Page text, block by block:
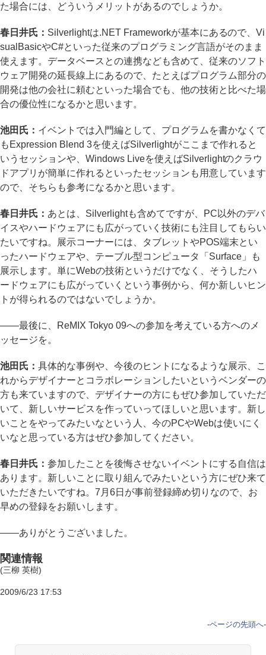
た場合には、どういうメリットがあるのでしょうか。
春日井氏： Silverlightは.NET Frameworkが基本にあるので、Vi
sualBasicやC#といった従来のプログラミング言語がそのまま
使えます。データベースとの連携なども含めて、従来のソフト
ウェア開発の延長線上にあるので、たとえばプログラム部分の
開発は他の会社に頼むといった場合でも、他の技術と比べた場
合の優位性になるかと思います。
池田氏： イベントでは入門編として、プログラムを書かなくて
もExpression Blend 3を使えばSilverlightがここまで作れると
いうセッションや、Windows Liveを使えばSilverlightのクラウ
ドアプリが簡単に作れるといったセッションも用意しています
ので、そちらも参考になるかと思います。
春日井氏： あとは、Silverlightも含めてですが、PC以外のデバ
イスやハードウェアにも広がっていく技術にも注目してもらい
たいですね。展示コーナーには、タブレットやPOS端末とい
ったハードウェアや、テーブル型コンピュータ「Surface」も
展示します。単にWebの技術というだけでなく、そうしたハ
ードウェアにも広がっていくという事例から、何か新しいヒン
トが得られるのではないでしょうか。
――最後に、ReMIX Tokyo 09への参加を考えている方へのメ
ッセージを。
池田氏： 具体的な事例や、今後のヒントになるような展示、こ
れからデザイナーとコラボレーションしたいというベンダーの
方も来ていますので、デザイナーの方にもぜひ参加していただ
いて、新しいサービスを作っていってほしいと思います。新し
いことをやってみたいなという人、今のPCやWebは使いにく
いなと思っている方はぜひ参加してください。
春日井氏： 参加したことを後悔させないイベントにする自信は
あります。新しいことに取り組んでみたいという方にぜひ来て
いただきたいですね。7月6日が事前登録締め切りなので、お
早めの登録をお願いします。
――ありがとうございました。
関連情報
(三柳 英樹)
2009/6/23 17:53
-ページの先頭へ-